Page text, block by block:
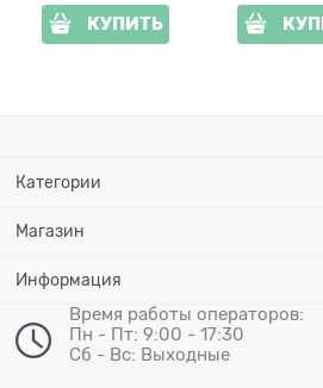
КУПИТЬ
Категории
Магазин
Информация
Время работы операторов:
Пн - Пт: 9:00 - 17:30
Сб - Вс: Выходные